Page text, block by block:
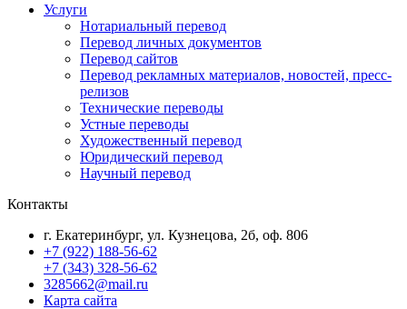
Услуги
Нотариальный перевод
Перевод личных документов
Перевод сайтов
Перевод рекламных материалов, новостей, пресс-
релизов
Технические переводы
Устные переводы
Художественный перевод
Юридический перевод
Научный перевод
Контакты
г. Екатеринбург, ул. Кузнецова, 2б, оф. 806
+7 (922) 188-56-62
+7 (343) 328-56-62
3285662@mail.ru
Карта сайта